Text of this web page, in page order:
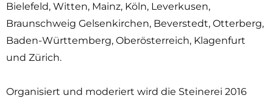
Bielefeld, Witten, Mainz, Köln, Leverkusen,
Braunschweig Gelsenkirchen, Beverstedt, Otterberg,
Baden-Württemberg, Oberösterreich, Klagenfurt
und Zürich.
Organisiert und moderiert wird die Steinerei 2016